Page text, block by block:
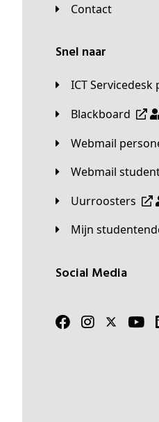
Contact
Snel naar
ICT
Blackboard
Webmail
Webmail
Uurroosters
Mijn
Social Media